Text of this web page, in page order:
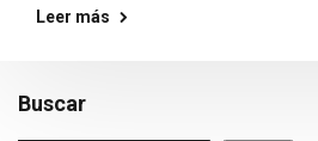
Leer más
Buscar